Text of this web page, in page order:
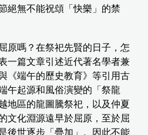
絕無不能祝頌「快樂」的禁
原嗎？在祭祀先賢的日子，怎
一篇文章引述近代著名學者兼
《端午的歷史教育》等引用古
午起源和風俗演變的「祭龍
地區的龍圖騰祭祀，以及仲夏
文化淵源遠早於屈原，至於屈
後世逐步「疊加」。因此不能